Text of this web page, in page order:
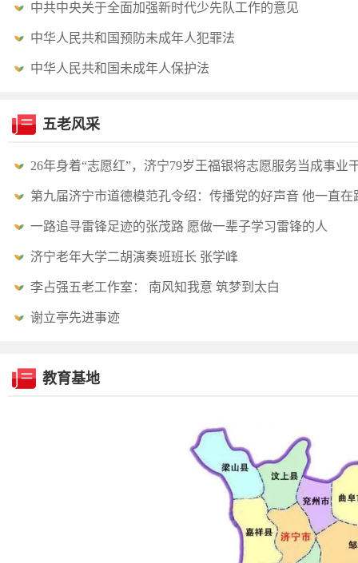
代工作委员会工作的意见》
中共中央关于全面加强新时代少先队工作的意见
中华人民共和国预防未成年人犯罪法
中华人民共和国未成年人保护法
五老风采
26年身着“志愿红”，济宁79岁王福银将志愿服务当成事业
第九届济宁市道德模范孔令绍：传播党的好声音 他一直在
一路追寻雷锋足迹的张茂路 愿做一辈子学习雷锋的人
济宁老年大学二胡演奏班班长 张学峰
李占强五老工作室： 南风知我意 筑梦到太白
谢立亭先进事迹
教育基地